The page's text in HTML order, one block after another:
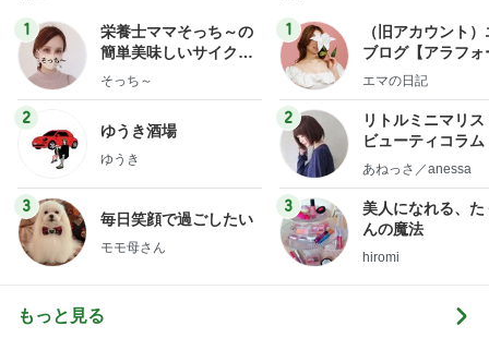
1
栄養士ママそっち～の
簡単美味しいサイクル
献立
そっち～
2
ゆうき酒場
ゆうき
3
毎日笑顔で過ごしたい
モモ母さん
1
（旧アカウント
ブログ【アラフォ
社売却セカンドラ
エマの日記
2
リトルミニマリス
ビューティコラ
little
あねっさ／anessa
3
美人になれる、た
んの魔法
hiromi
もっと見る